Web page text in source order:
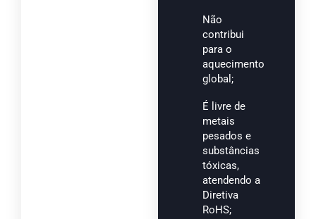
Não
contribui
para o
aquecimento
global;
É livre de
metais
pesados e
substâncias
tóxicas,
atendendo a
Diretiva
RoHS;